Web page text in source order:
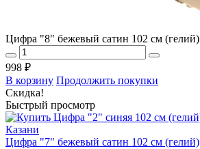
Цифра "8" бежевый сатин 102 см (гелий)
998 ₽
В корзину Продолжить покупки
Скидка!
Быстрый просмотр
Цифра "7" бежевый сатин 102 см (гелий)